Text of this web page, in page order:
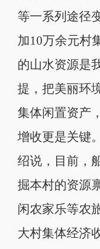
等一系列途径
加10万余元村
的山水资源是
提，把美丽环
集体闲置资产
增收更是关键
绍说，目前，
掘本村的资源
闲农家乐等农
大村集体经济